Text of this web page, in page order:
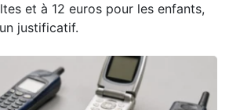
et à 12 euros pour les enfants,
justificatif.